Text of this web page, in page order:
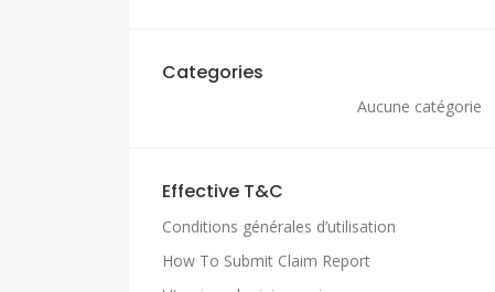
Categories
Aucune catégorie
Effective T&C
Conditions générales d’utilisation
How To Submit Claim Report